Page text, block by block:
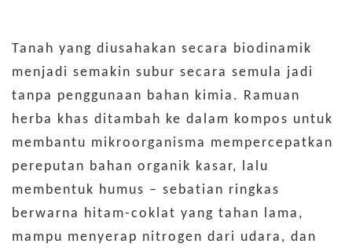
Tanah yang diusahakan secara biodinamik
menjadi semakin subur secara semula jadi
tanpa penggunaan bahan kimia. Ramuan
herba khas ditambah ke dalam kompos untuk
membantu mikroorganisma mempercepatkan
pereputan bahan organik kasar, lalu
membentuk humus – sebatian ringkas
berwarna hitam-coklat yang tahan lama,
mampu menyerap nitrogen dari udara, dan